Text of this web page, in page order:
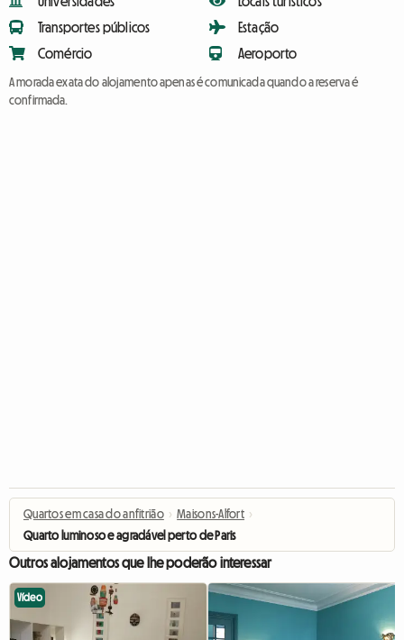
Transportes públicos
Comércio
Estação
Aeroporto
A morada exata do alojamento apenas é comunicada quando a reserva é
confirmada.
Quartos em casa do anfitrião › Maisons-Alfort ›
Quarto luminoso e agradável perto de Paris
Outros alojamentos que lhe poderão interessar
Vídeo